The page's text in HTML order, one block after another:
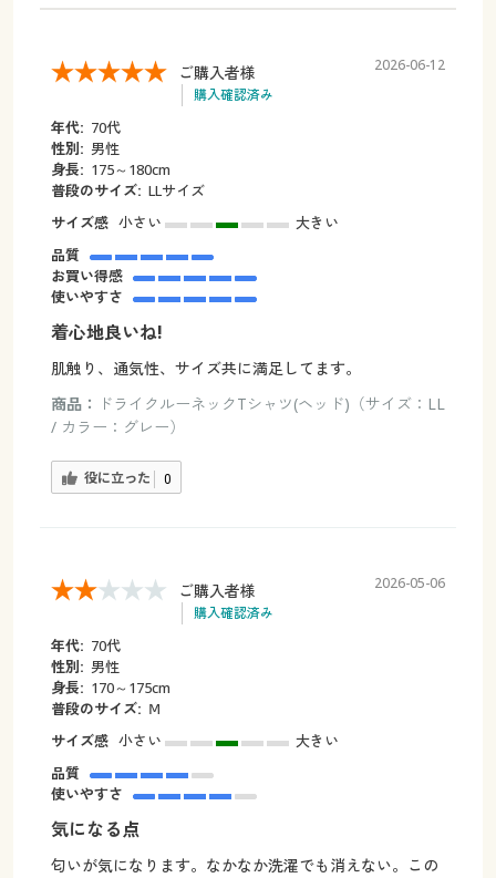
ご購入者様
購入確認済み
2026-06-12
年代: 70代
性別: 男性
身長: 175～180cm
普段のサイズ: LLサイズ
サイズ感 小さい
大きい
品質
お買い得感
使いやすさ
着心地良いね!
肌触り、通気性、サイズ共に満足してます。
商品：
ドライクルーネックTシャツ(ヘッド)（サイズ：LL
/ カラー：グレー）
役に立った 0
ご購入者様
購入確認済み
2026-05-06
年代: 70代
性別: 男性
身長: 170～175cm
普段のサイズ: Ⅿ
サイズ感 小さい
大きい
品質
使いやすさ
気になる点
匂いが気になります。なかなか洗濯でも消えない。この